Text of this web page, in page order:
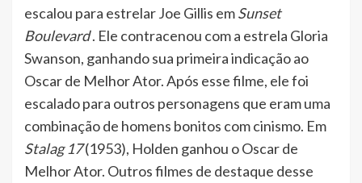
escalou para estrelar Joe Gillis emSunset
Boulevard. Ele contracenou com a estrela Gloria
Swanson, ganhando sua primeira indicação ao
Oscar de Melhor Ator. Após esse filme, ele foi
escalado para outros personagens que eram uma
combinação de homens bonitos com cinismo. Em
Stalag 17(1953), Holden ganhou o Oscar de
Melhor Ator. Outros filmes de destaque desse